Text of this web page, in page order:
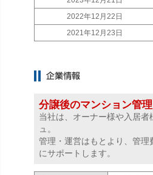
2022年12月22日
2021年12月23日
分譲後のマンション管
当社は、オーナー様や入居
ュ。
管理・運営はもとより、管
にサポートします。